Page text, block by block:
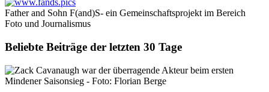
Father and Sohn F(and)S- ein Gemeinschaftsprojekt im Bereich
Foto und Journalismus
Beliebte Beiträge der letzten 30 Tage